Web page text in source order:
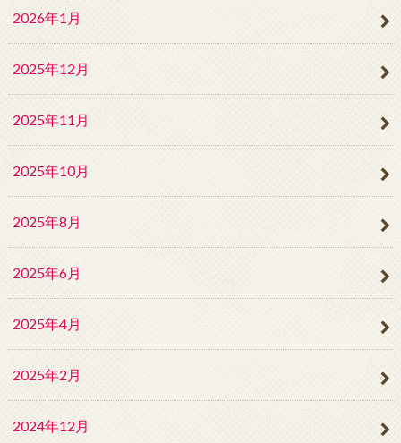
2026年1月
2025年12月
2025年11月
2025年10月
2025年8月
2025年6月
2025年4月
2025年2月
2024年12月